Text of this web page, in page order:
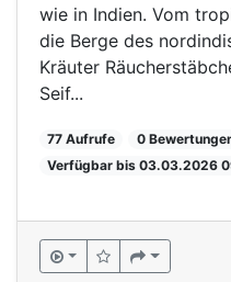
wie in Indien. Vom
die Berge des
Kräuter
Seif...
77 Aufrufe 0
Verfügbar bis 03.03.2026